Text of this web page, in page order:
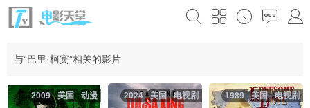
与“巴里·柯宾”相关的影片
动漫
美国
2009 电视剧
美国
2024 电视剧
美国
1989